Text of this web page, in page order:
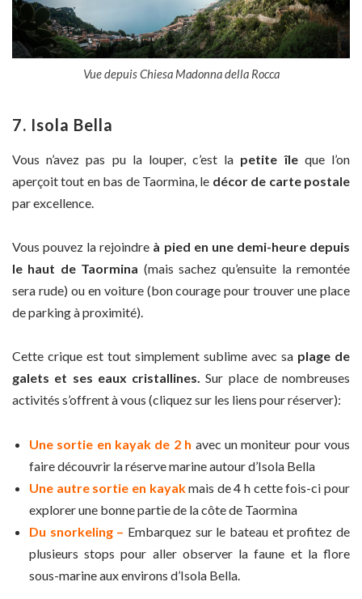
Vue depuis Chiesa Madonna della Rocca
7. Isola Bella
Vous n’avez pas pu la louper, c’est la petite îleque l’on
aperçoit tout en bas de Taormina, le décor de carte postale
par excellence.
Vous pouvez la rejoindre à pied en une demi-heure depuis
le haut de Taormina (mais sachez qu’ensuite la remontée
sera rude) ou en voiture (bon courage pour trouver une place
de parking à proximité).
Cette crique est tout simplement sublime avec sa plage de
galets et ses eaux cristallines. Sur place de nombreuses
activités s’offrent à vous (cliquez sur les liens pour réserver):
Une sortie en kayak de 2 h avec un moniteur pour vous
faire découvrir la réserve marine autour d’Isola Bella
Une autre sortie en kayakmais de 4 h cette fois-ci pour
explorer une bonne partie de la côte de Taormina
Du snorkeling – Embarquez sur le bateau et profitez de
plusieurs stops pour aller observer la faune et la flore
sous-marine aux environs d’Isola Bella.